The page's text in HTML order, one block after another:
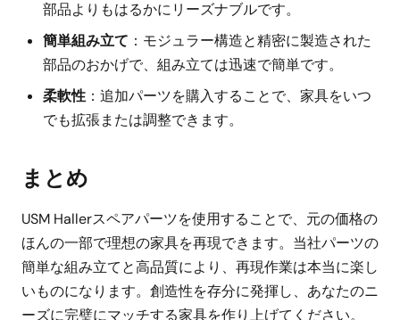
部品よりもはるかにリーズナブルです。
簡単組み立て ：モジュラー構造と精密に製造された
部品のおかげで、組み立ては迅速で簡単です。
柔軟性 ：追加パーツを購入することで、家具をいつ
でも拡張または調整できます。
まとめ
USM Hallerスペアパーツを使用することで、元の価格の
ほんの一部で理想の家具を再現できます。当社パーツの
簡単な組み立てと高品質により、再現作業は本当に楽し
いものになります。創造性を存分に発揮し、あなたのニ
ーズに完璧にマッチする家具を作り上げてください。